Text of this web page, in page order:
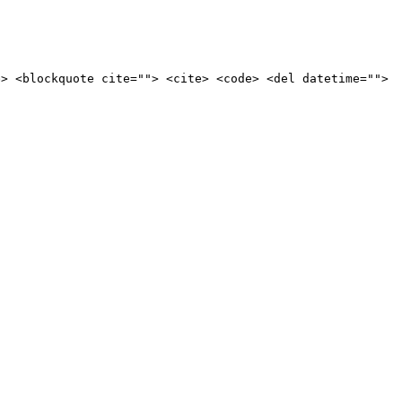
cite=""> <cite> <code> <del datetime="">